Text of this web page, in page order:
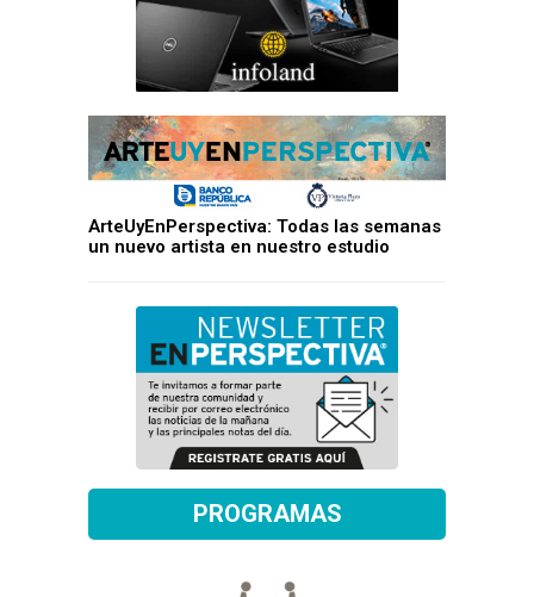
ArteUyEnPerspectiva: Todas las semanas
un nuevo artista en nuestro estudio
PROGRAMAS